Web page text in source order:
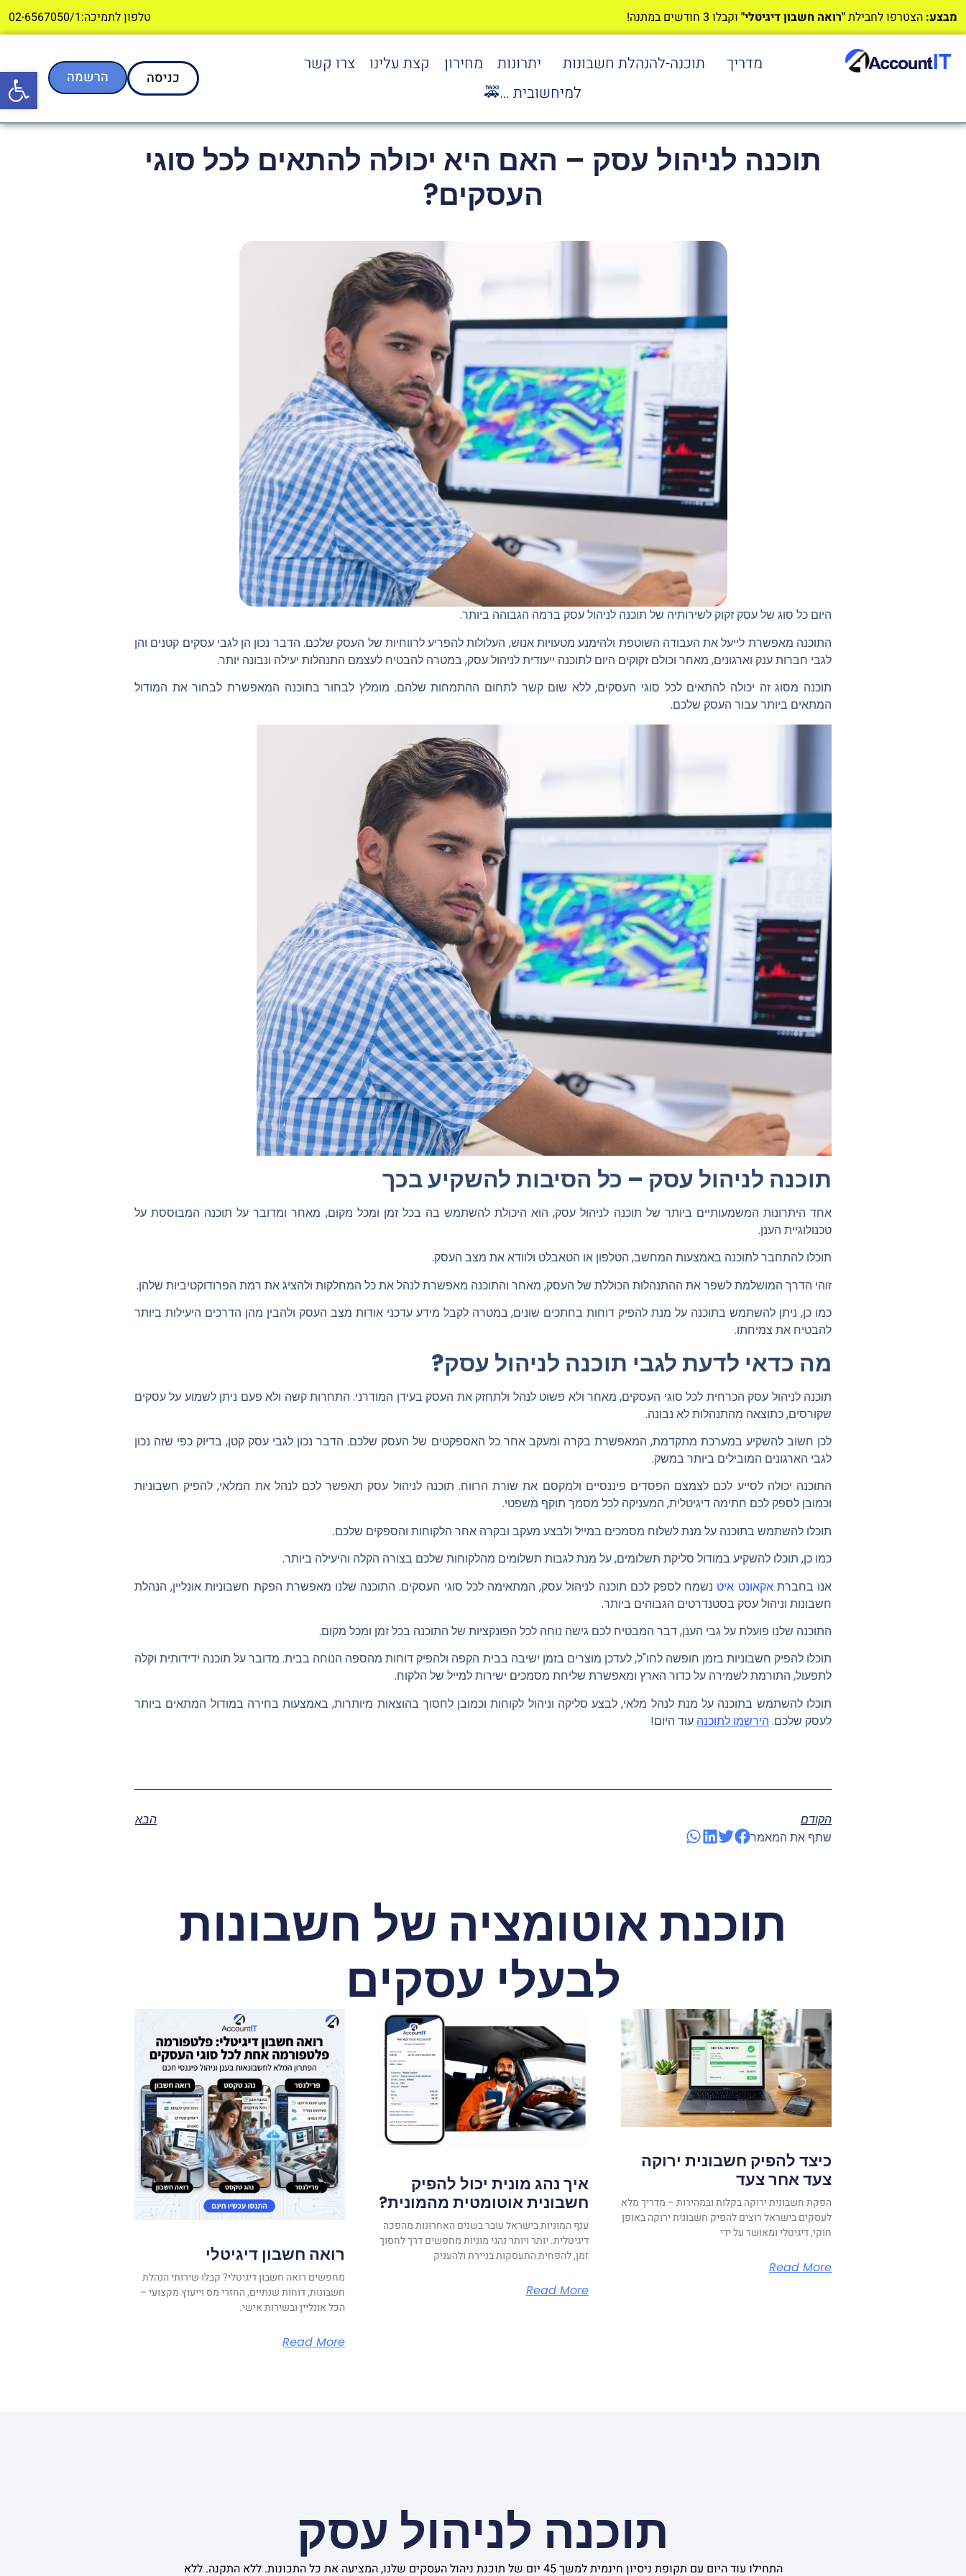
מבצע: הצטרפו לחבילת"רואה חשבון דיגיטלי" וקבלו 3 חודשים במתנה! טלפון לתמיכה:02-6567050/1
מדריך תוכנה-להנהלת חשבונות יתרונות מחירון קצת עלינו
צרו קשר
למיחשובית …🚕
כניסה הרשמה
תוכנה לניהול עסק – האם היא יכולה להתאים לכל סוגי
העסקים?
היום כל סוג של עסק זקוק לשירותיה של תוכנה לניהול עסק ברמה הגבוהה ביותר.
התוכנה מאפשרת לייעל את העבודה השוטפת ולהימנע מטעויות אנוש, העלולות להפריע לרווחיות של העסק שלכם. הדבר נכון הן לגבי עסקים קטנים והן
לגבי חברות ענק וארגונים, מאחר וכולם זקוקים היום לתוכנה ייעודית לניהול עסק, במטרה להבטיח לעצמם התנהלות יעילה ונבונה יותר.
תוכנה מסוג זה יכולה להתאים לכל סוגי העסקים, ללא שום קשר לתחום ההתמחות שלהם. מומלץ לבחור בתוכנה המאפשרת לבחור את המודול
המתאים ביותר עבור העסק שלכם.
תוכנה לניהול עסק – כל הסיבות להשקיע בכך
אחד היתרונות המשמעותיים ביותר של תוכנה לניהול עסק, הוא היכולת להשתמש בה בכל זמן ומכל מקום, מאחר ומדובר על תוכנה המבוססת על
טכנולוגיית הענן.
תוכלו להתחבר לתוכנה באמצעות המחשב, הטלפון או הטאבלט ולוודא את מצב העסק.
זוהי הדרך המושלמת לשפר את ההתנהלות הכוללת של העסק, מאחר והתוכנה מאפשרת לנהל את כל המחלקות ולהציג את רמת הפרודוקטיביות שלהן.
כמו כן, ניתן להשתמש בתוכנה על מנת להפיק דוחות בחתכים שונים, במטרה לקבל מידע עדכני אודות מצב העסק ולהבין מהן הדרכים היעילות ביותר
להבטיח את צמיחתו.
מה כדאי לדעת לגבי תוכנה לניהול עסק?
תוכנה לניהול עסק הכרחית לכל סוגי העסקים, מאחר ולא פשוט לנהל ולתחזק את העסק בעידן המודרני. התחרות קשה ולא פעם ניתן לשמוע על עסקים
שקורסים, כתוצאה מהתנהלות לא נבונה.
לכן חשוב להשקיע במערכת מתקדמת, המאפשרת בקרה ומעקב אחר כל האספקטים של העסק שלכם. הדבר נכון לגבי עסק קטן, בדיוק כפי שזה נכון
לגבי הארגונים המובילים ביותר במשק.
התוכנה יכולה לסייע לכם לצמצם הפסדים פיננסיים ולמקסם את שורת הרווח. תוכנה לניהול עסק תאפשר לכם לנהל את המלאי, להפיק חשבוניות
וכמובן לספק לכם חתימה דיגיטלית, המעניקה לכל מסמך תוקף משפטי.
תוכלו להשתמש בתוכנה על מנת לשלוח מסמכים במייל ולבצע מעקב ובקרה אחר הלקוחות והספקים שלכם.
כמו כן, תוכלו להשקיע במודול סליקת תשלומים, על מנת לגבות תשלומים מהלקוחות שלכם בצורה הקלה והיעילה ביותר.
אנו בחברתאקאונט איט נשמח לספק לכם תוכנה לניהול עסק, המתאימה לכל סוגי העסקים. התוכנה שלנו מאפשרת הפקת חשבוניות אונליין, הנהלת
חשבונות וניהול עסק בסטנדרטים הגבוהים ביותר.
התוכנה שלנו פועלת על גבי הענן, דבר המבטיח לכם גישה נוחה לכל הפונקציות של התוכנה בכל זמן ומכל מקום.
תוכלו להפיק חשבוניות בזמן חופשה לחו"ל, לעדכן מוצרים בזמן ישיבה בבית הקפה ולהפיק דוחות מהספה הנוחה בבית. מדובר על תוכנה ידידותית וקלה
לתפעול, התורמת לשמירה על כדור הארץ ומאפשרת שליחת מסמכים ישירות למייל של הלקוח.
תוכלו להשתמש בתוכנה על מנת לנהל מלאי, לבצע סליקה וניהול לקוחות וכמובן לחסוך בהוצאות מיותרות, באמצעות בחירה במודול המתאים ביותר
לעסק שלכם. הירשמו לתוכנה עוד היום!
הקודם
הבא
שתף את המאמר
תוכנת אוטומציה של חשבונות
לבעלי עסקים
כיצד להפיק חשבונית ירוקה
צעד אחר צעד
הפקת חשבונית ירוקה בקלות ובמהירות – מדריך מלא
לעסקים בישראל רוצים להפיק חשבונית ירוקה באופן
חוקי, דיגיטלי ומאושר על ידי
Read More
איך נהג מונית יכול להפיק
חשבונית אוטומטית מהמונית?
ענף המוניות בישראל עובר בשנים האחרונות מהפכה
דיגיטלית. יותר ויותר נהגי מוניות מחפשים דרך לחסוך
זמן, להפחית התעסקות בניירת ולהעניק
Read More
רואה חשבון דיגיטלי
מחפשים רואה חשבון דיגיטלי? קבלו שירותי הנהלת
חשבונות, דוחות שנתיים, החזרי מס וייעוץ מקצועי –
הכל אונליין ובשירות אישי.
Read More
תוכנה לניהול עסק
התחילו עוד היום עם תקופת ניסיון חינמית למשך 45 יום של תוכנת ניהול העסקים שלנו, המציעה את כל התכונות. ללא התקנה. ללא
פתח